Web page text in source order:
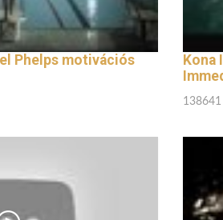
Phelps motivációs
Kona